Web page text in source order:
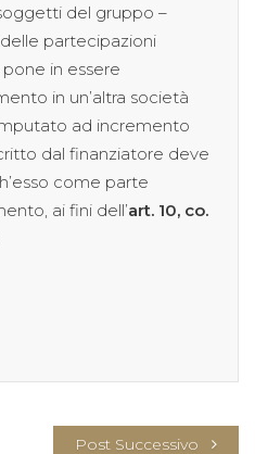
del gruppo –
partecipazioni
in essere
in un’altra società
ad incremento
dal finanziatore deve
come parte
ai fini dell’art. 10, co.
Post Successivo